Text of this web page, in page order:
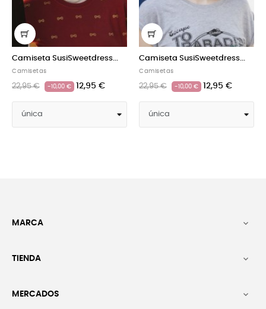
SusiSweetdress...
-10,00 € 12,95 €
Camiseta SusiSweetdress...
22,95 € -10,00 € 12,95 € 22,95 €
MARCA 
TIENDA 
MERCADOS 